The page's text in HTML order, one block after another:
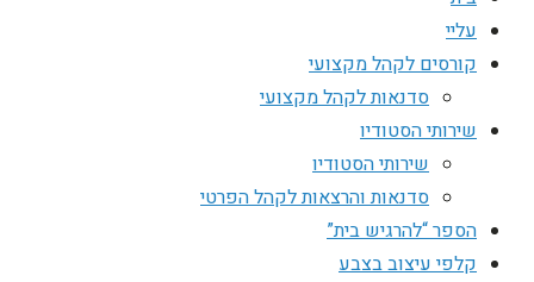
עליי
קורסים לקהל מקצועי
סדנאות לקהל מקצועי
שירותי הסטודיו
שירותי הסטודיו
סדנאות והרצאות לקהל הפרטי
הספר “להרגיש בית”
קלפי עיצוב בצבע